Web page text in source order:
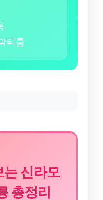
티룸
신라모
총정리